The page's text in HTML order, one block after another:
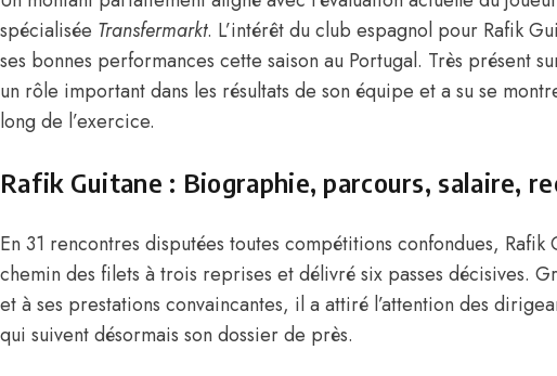
spécialisée Transfermarkt. L’intérêt du club espagnol pour Rafik
ses bonnes performances cette saison au Portugal. Très présent
un rôle important dans les résultats de son équipe et a su se
long de l’exercice.
Rafik Guitane : Biographie, parcours, salaire,
En 31 rencontres disputées toutes compétitions confondues, Rafik
chemin des filets à trois reprises et délivré six passes décisives.
et à ses prestations convaincantes, il a attiré l’attention des
qui suivent désormais son dossier de près.